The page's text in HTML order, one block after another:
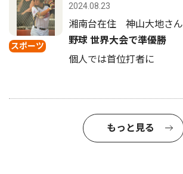
スポーツ
2024.08.23
湘南台在住 神山大地さん
野球 世界大会で準優勝
個人では首位打者に
もっと見る